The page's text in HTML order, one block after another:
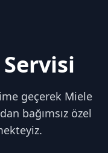
geçerek Miele
bağımsız özel